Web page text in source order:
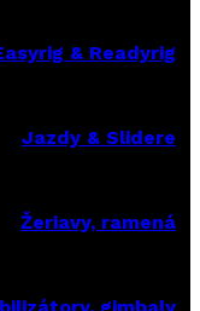
& Readyrig
Jazdy & Slidere
Žeriavy, ramená